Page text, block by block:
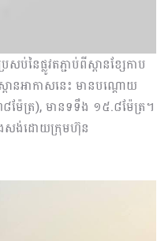
ប្រតិកម្ម
នៃផ្លូវតភ្ជាប់ពីស្ពានខ្សែកាប
ពានអាកាសនេះ មានបណ្តោយ
ម៉ែត្រ), មានទទឹង ១៥.៨ម៉ែត្រ។
ងសង់ដោយក្រុមហ៊ុន